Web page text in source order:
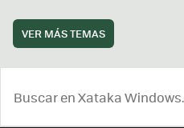
VER MÁS TEMAS